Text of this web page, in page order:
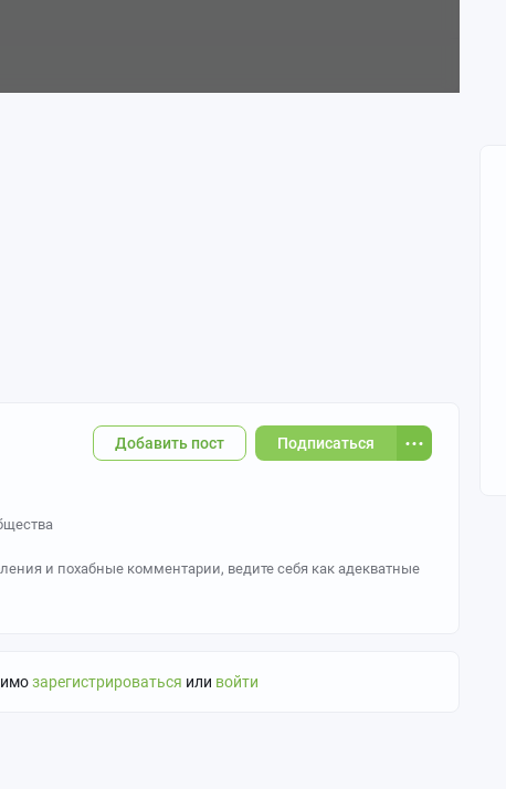
Подписаться
Добавить пост
и похабные комментарии, ведите себя как адекватные
зарегистрироваться или войти